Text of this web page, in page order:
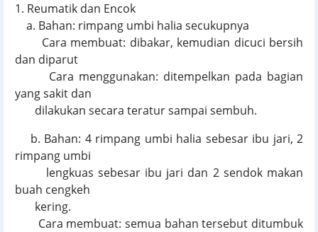
1. Reumatik dan Encok
a. Bahan: rimpang umbi halia secukupnya
Cara membuat: dibakar, kemudian dicuci bersih
dan diparut
Cara menggunakan: ditempelkan pada bagian
yang sakit dan
dilakukan secara teratur sampai sembuh.
b. Bahan: 4 rimpang umbi halia sebesar ibu jari, 2
rimpang umbi
lengkuas sebesar ibu jari dan 2 sendok makan
buah cengkeh
kering.
Cara membuat: semua bahan tersebut ditumbuk